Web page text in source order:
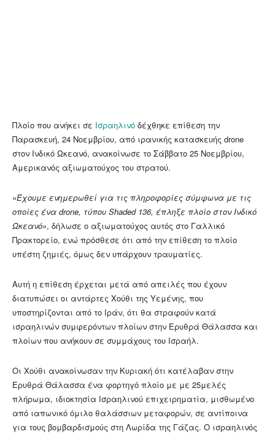
Πλοίο που ανήκει σε Ισραηλινό δέχθηκε επίθεση την
Παρασκευή, 24 Νοεμβρίου, από ιρανικής κατασκευής drone
στον Ινδικό Ωκεανό, ανακοίνωσε το Σάββατο 25 Νοεμβρίου,
Αμερικανός αξιωματούχος του στρατού.
«Έχουμε ενημερωθεί για τις πληροφορίες σύμφωνα με τις
οποίες ένα drone, τύπου Shaded 136, έπληξε πλοίο στον Ινδικό
Ωκεανό», δήλωσε ο αξιωματούχος αυτός στο Γαλλικό
Πρακτορείο, ενώ πρόσθεσε ότι από την επίθεση το πλοίο
υπέστη ζημιές, όμως δεν υπάρχουν τραυματίες.
Αυτή η επίθεση έρχεται μετά από απειλές που έχουν
διατυπώσει οι αντάρτες Χούθι της Υεμένης, που
υποστηρίζονται από το Ιράν, ότι θα στραφούν κατά
ισραηλινών συμφερόντων πλοίων στην Ερυθρά Θάλασσα και
πλοίων που ανήκουν σε συμμάχους του Ισραήλ.
Οι Χούθι ανακοίνωσαν την Κυριακή ότι κατέλαβαν στην
Ερυθρά Θάλασσα ένα φορτηγό πλοίο με με 25μελές
πλήρωμα, ιδιοκτησία Ισραηλινού επιχειρηματία, μισθωμένο
από ιαπωνικό όμιλο θαλάσσιων μεταφορών, σε αντίποινα
για τους βομβαρδισμούς στη Λωρίδα της Γάζας. Ο ισραηλινός